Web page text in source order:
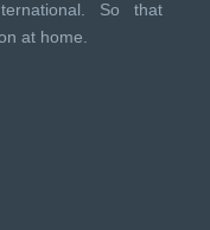
. So that
at home.